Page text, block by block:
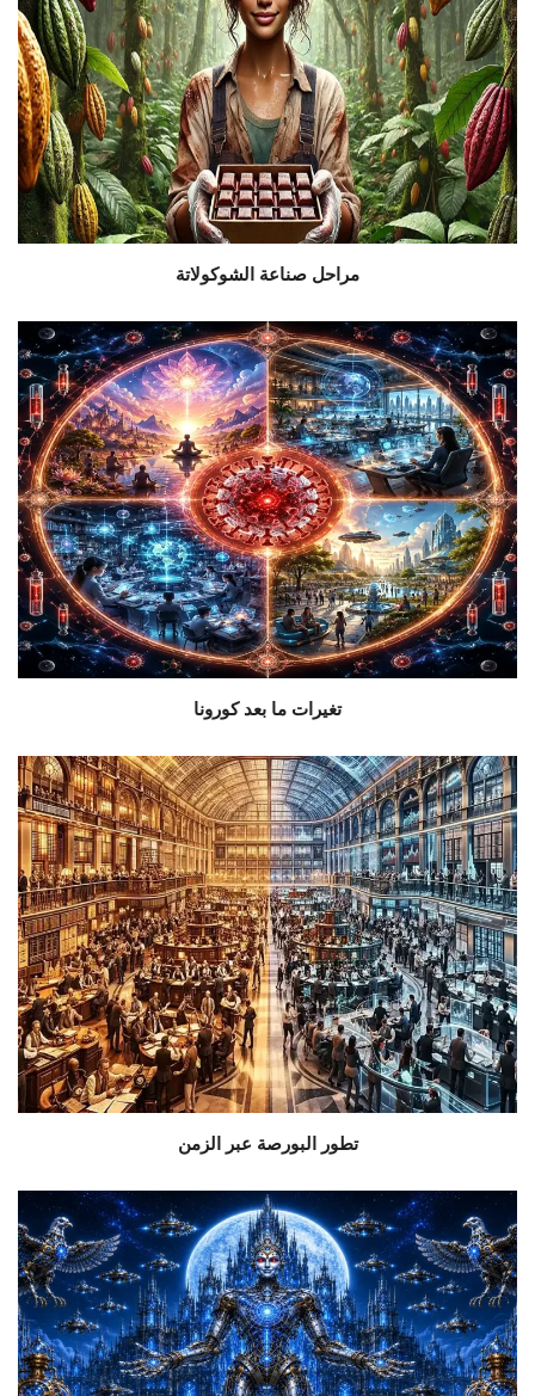
مراحل صناعة الشوكولاتة
تغيرات ما بعد كورونا
تطور البورصة عبر الزمن